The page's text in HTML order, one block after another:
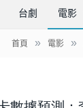
台劇 電影
首頁 » 電影 »